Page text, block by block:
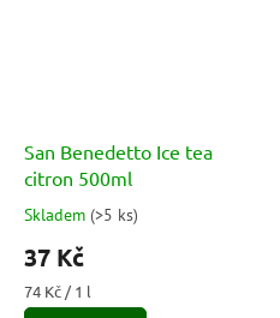
San Benedetto Ice tea
citron 500ml
Průměrné
hodnocení
produktu
je
2,0
Skladem (>5 ks)
37 Kč
Měrná
cena:
74 Kč / 1 l